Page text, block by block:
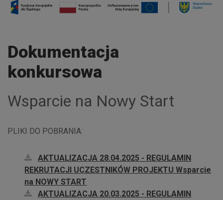
Dokumentacja
konkursowa
Wsparcie na Nowy Start
PLIKI DO POBRANIA:
AKTUALIZACJA 28.04.2025 - REGULAMIN
REKRUTACJI UCZESTNIKÓW PROJEKTU Wsparcie
na NOWY START
AKTUALIZACJA 20.03.2025 - REGULAMIN